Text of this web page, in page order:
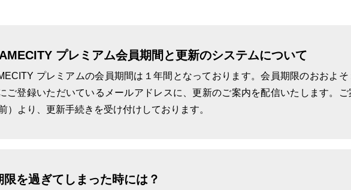
ライブ/イベント 生放送
CD
プレミアム会員期間と更新のシステムについて
プレミアムの会員期間は１年間となっております。会員期限のおおよ
ご登録いただいているメールアドレスに、更新のご案内を配信いたします。
）より、更新手続きを受け付けしております。
限を過ぎてしまった時には？